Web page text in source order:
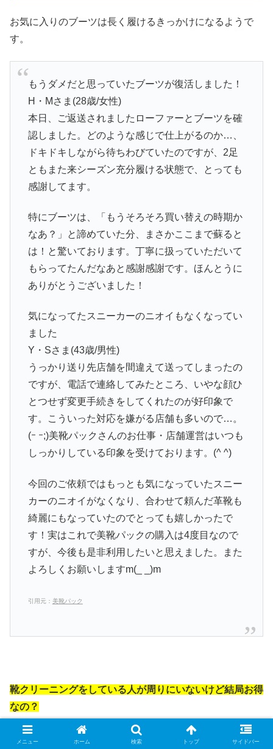
お気に入りのブーツは長く履けるきっかけになるようで
す。
もうダメだと思っていたブーツが復活しました！
H・Mさま(28歳/女性)
本日、ご返送されましたローファーとブーツを確
認しました。どのような感じで仕上がるのか…、
ドキドキしながら待ちわびていたのですが、2足
ともまた来シーズン充分履ける状態で、とっても
感謝してます。
特にブーツは、「もうそろそろ買い替えの時期か
なあ？」と諦めていた分、まさかここまで蘇ると
は！と驚いております。丁寧に扱っていただいて
もらってたんだなあと感謝感謝です。ほんとうに
ありがとうございました！
気になってたスニーカーのニオイもなくなってい
ました
Y・Sさま(43歳/男性)
うっかり送り先店舗を間違えて送ってしまったの
ですが、電話で連絡してみたところ、いやな顔ひ
とつせず変更手続きをしてくれたのが好印象で
す。こういった対応を嫌がる店舗も多いので…。
(ｰ ｰ;)美靴パックさんのお仕事・店舗運営はいつも
しっかりしている印象を受けております。(^ ^)
今回のご依頼ではもっとも気になっていたスニー
カーのニオイがなくなり、合わせて頼んだ革靴も
綺麗にもなっていたのでとっても嬉しかったで
す！実はこれで美靴パックの購入は4度目なので
すが、今後も是非利用したいと思えました。また
よろしくお願いしますm(_ _)m
引用元： 美靴パック
靴クリーニングをしている人が周りにいないけど結局お得
なの？
静岡県 富士市でも参考になる靴のクリー
メニュー ホーム 検索 トップ サイドバー